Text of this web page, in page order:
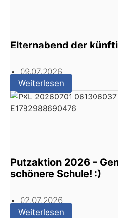
Elternabend der
09.07.2026
Weiterlesen
Putzaktion 2026 –
schönere Schule! :)
02.07.2026
Weiterlesen